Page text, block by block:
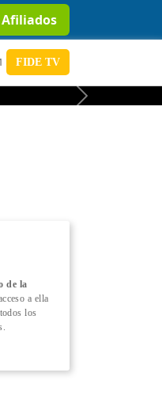
Afiliados
FIDE TV
Next
de la
a ella
los